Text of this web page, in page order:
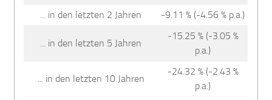
... in den letzten 2 Jahren
-9.11 % (-4.56 % p.a.)
... in den letzten 5 Jahren
-15.25 % (-3.05 %
p.a.)
... in den letzten 10 Jahren
-24.32 % (-2.43 %
p.a.)